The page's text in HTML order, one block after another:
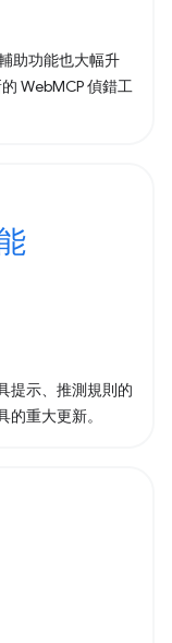
助功能也大幅升
WebMCP 偵錯工
提示、推測規則的
重大更新。